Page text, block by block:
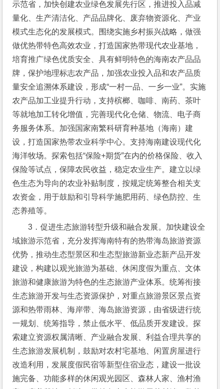
示范省，加快创建农业绿色发展先行区，推进投入品减
量化、生产清洁化、产品品牌化、废弃物资源化、产业
模式生态化的发展模式。围绕实施乡村振兴战略，做强
做优热带特色高效农业，打造国家热带现代农业基地，
培育推广绿色优质安全、具有鲜明特色的海南农产品品
牌，保护地理标志农产品，加强农业投入品和农产品质
量安全追溯体系建设，形成“一村一品、一乡一业”。实施
农产品加工业提升行动，支持槟榔、咖啡、南药、茶叶
等就地加工转化增值，完善现代化仓储、物流、电子商
务服务体系。加强国家南繁科研育种基地（海南）建
设，打造国家热带农业科学中心。支持海南建设现代化
海洋牧场。探索包括“保险+期货”在内的价格保险、收入
保险等试点，保障农民收益，稳定农业生产。建立以绿
色生态为导向的农业补贴制度，按规定统筹整合相关支
农资金，用于鼓励和引导科学施肥用药、绿色防控、生
态养殖等。
3．促进生态旅游转型升级和融合发展。加快建设全
域旅游示范省，充分发挥海南特有的热带海岛旅游资源
优势，推动生态型景区和生态型旅游新业态新产品开发
建设，构建以观光旅游为基础、休闲度假为重点、文体
旅游和健康旅游为特色的生态旅游产业体系。统筹衔接
生态旅游开发与生态资源保护，对重点旅游景区景点资
源和热带雨林、海岸带、海岛旅游资源，由省级进行统
一规划、统筹指导，禁止低水平、低品质开发建设。探
索建立资源权属清晰、产业融合发展、利益合理共享的
生态旅游发展机制，鼓励对农村宅基地、闲置房屋进行
改造利用，发展度假民宿等新型住宿业态，建设一批设
施完备、功能多样的休闲观光园区、森林人家、渔村渔